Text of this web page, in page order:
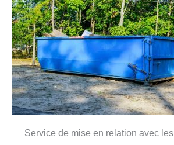
Service de mise en relation avec les